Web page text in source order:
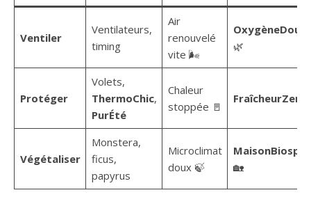
Ventiler
Ventilateurs,
timing
Air
renouvelé
vite 🌬️
🌿
Protéger
Volets,
ThermoChic,
PurÉté
Chaleur
stoppée 🚪
FraîcheurZen
Végétaliser
Monstera,
ficus,
papyrus
Microclimat
doux 🍃
🏡